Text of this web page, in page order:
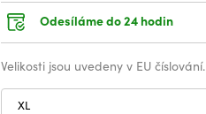
Odesíláme do 24 hodin
Velikosti jsou uvedeny v EU číslování.
XL